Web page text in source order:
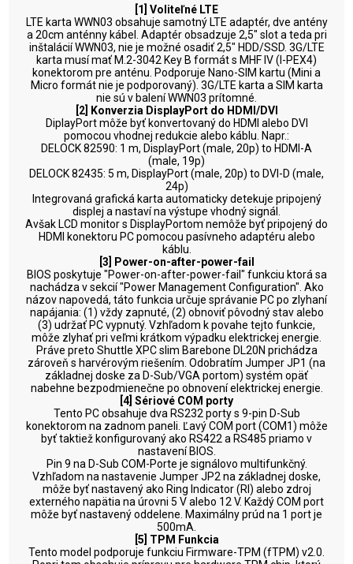
[1] Voliteľné LTE
LTE karta WWN03 obsahuje samotný LTE adaptér, dve antény
a 20cm anténny kábel. Adaptér obsadzuje 2,5" slot a teda pri
inštalácií WWN03, nie je možné osadiť 2,5" HDD/SSD. 3G/LTE
karta musí mať M.2-3042 Key B formát s MHF IV (I-PEX4)
konektorom pre anténu. Podporuje Nano-SIM kartu (Mini a
Micro formát nie je podporovaný). 3G/LTE karta a SIM karta
nie sú v balení WWN03 prítomné.
[2] Konverzia DisplayPort do HDMI/DVI
DiplayPort môže byť konvertovaný do HDMI alebo DVI
pomocou vhodnej redukcie alebo káblu. Napr.:
DELOCK 82590: 1 m, DisplayPort (male, 20p) to HDMI-A
(male, 19p)
DELOCK 82435: 5 m, DisplayPort (male, 20p) to DVI-D (male,
24p)
Integrovaná grafická karta automaticky detekuje pripojený
displej a nastaví na výstupe vhodný signál.
Avšak LCD monitor s DisplayPortom nemôže byť pripojený do
HDMI konektoru PC pomocou pasívneho adaptéru alebo
káblu.
[3] Power-on-after-power-fail
BIOS poskytuje "Power-on-after-power-fail" funkciu ktorá sa
nachádza v sekcií "Power Management Configuration". Ako
názov napovedá, táto funkcia určuje správanie PC po zlyhaní
napájania: (1) vždy zapnuté, (2) obnoviť pôvodný stav alebo
(3) udržať PC vypnutý. Vzhľadom k povahe tejto funkcie,
môže zlyhať pri veľmi krátkom výpadku elektrickej energie.
Práve preto Shuttle XPC slim Barebone DL20N prichádza
zároveň s harvérovým riešením. Odobratím Jumper JP1 (na
základnej doske za D-Sub/VGA portom) systém opäť
nabehne bezpodmienečne po obnovení elektrickej energie.
[4] Sériové COM porty
Tento PC obsahuje dva RS232 porty s 9-pin D-Sub
konektorom na zadnom paneli. Ľavý COM port (COM1) môže
byť taktiež konfigurovaný ako RS422 a RS485 priamo v
nastavení BIOS.
Pin 9 na D-Sub COM-Porte je signálovo multifunkčný.
Vzhľadom na nastavenie Jumper JP2 na základnej doske,
môže byť nastavený ako Ring Indicator (RI) alebo zdroj
externého napätia na úrovni 5 V alebo 12 V. Každý COM port
môže byť nastavený oddelene. Maximálny prúd na 1 port je
500mA.
[5] TPM Funkcia
Tento model podporuje funkciu Firmware-TPM (fTPM) v2.0.